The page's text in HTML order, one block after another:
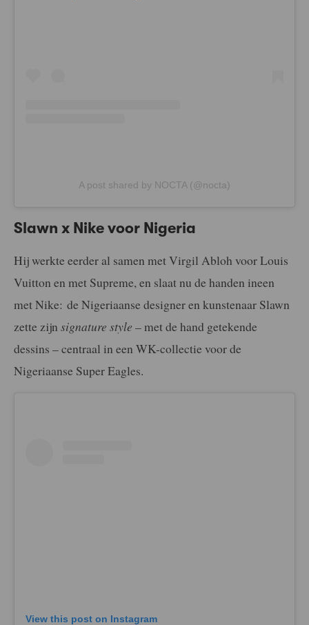
A post shared by NOCTA (@nocta)
Slawn x Nike voor Nigeria
Hij werkte eerder al samen met Virgil Abloh voor Louis
Vuitton en met Supreme, en slaat nu de handen ineen
met Nike: de Nigeriaanse designer en kunstenaar Slawn
zette zijn signature style – met de hand getekende
dessins – centraal in een WK-collectie voor de
Nigeriaanse Super Eagles.
View this post on Instagram